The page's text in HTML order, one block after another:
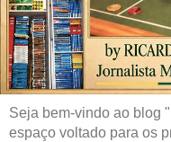
Seja bem-vindo ao blog
espaço voltado para os